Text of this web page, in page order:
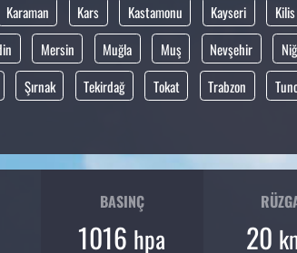
Karaman Kars Kastamonu Kayseri Kilis
Mersin Muğla Muş Nevşehir
Şırnak Tekirdağ Tokat Trabzon
BASINÇ
1016 hpa 20